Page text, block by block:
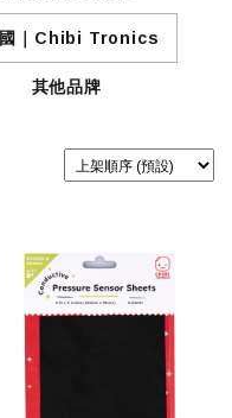
｜Chibi Tronics
其他品牌